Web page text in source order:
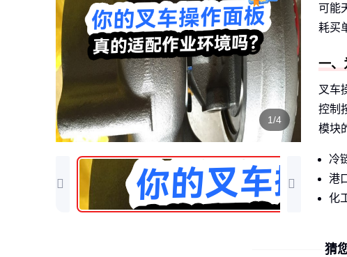
1/4
可能
耗买
一、
叉车
控制
模块
冷
港
化
和
猜